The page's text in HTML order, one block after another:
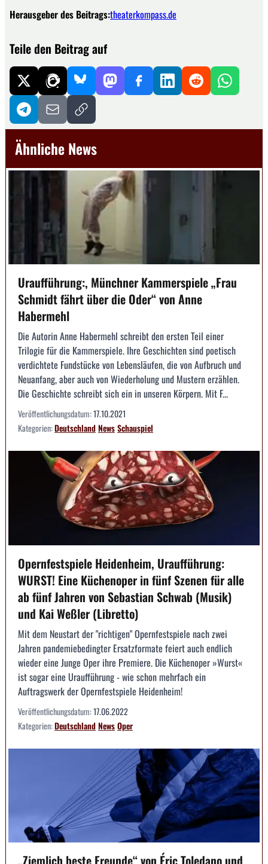
Herausgeber des Beitrags:theaterkompass.de
Teile den Beitrag auf
Ähnliche News
Uraufführung:, Münchner Kammerspiele „Frau
Schmidt fährt über die Oder“ von Anne
Habermehl
Die Autorin Anne Habermehl schreibt den ersten Teil einer
Trilogie für die Kammerspiele. Ihre Geschichten sind poetisch
verdichtete Fundstücke von Lebensläufen, die von Aufbruch und
Neuanfang, aber auch von Wiederholung und Mustern erzählen.
Die Geschichte schreibt sich ein in unseren Körpern. Mit F...
Veröffentlichungsdatum:17.10.2021
Kategorien:DeutschlandNewsSchauspiel
Opernfestspiele Heidenheim, Uraufführung:
WURST! Eine Küchenoper in fünf Szenen für alle
ab fünf Jahren von Sebastian Schwab (Musik)
und Kai Weßler (Libretto)
Mit dem Neustart der "richtigen" Opernfestspiele nach zwei
Jahren pandemiebedingter Ersatzformate feiert auch endlich
wieder eine Junge Oper ihre Premiere. Die Küchenoper »Wurst«
ist sogar eine Uraufführung - wie schon mehrfach ein
Auftragswerk der Opernfestspiele Heidenheim!
Veröffentlichungsdatum:17.06.2022
Kategorien:DeutschlandNewsOper